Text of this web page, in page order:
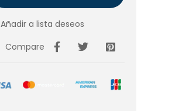
Añadir a lista deseos
Compare